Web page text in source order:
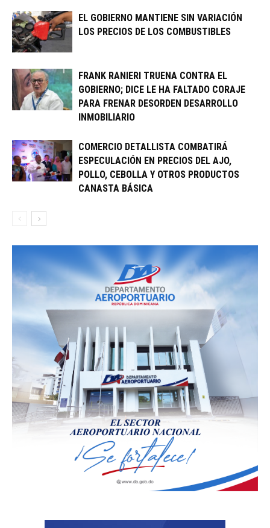
EL GOBIERNO MANTIENE SIN VARIACIÓN
LOS PRECIOS DE LOS COMBUSTIBLES
FRANK RANIERI TRUENA CONTRA EL
GOBIERNO; DICE LE HA FALTADO CORAJE
PARA FRENAR DESORDEN DESARROLLO
INMOBILIARIO
COMERCIO DETALLISTA COMBATIRÁ
ESPECULACIÓN EN PRECIOS DEL AJO,
POLLO, CEBOLLA Y OTROS PRODUCTOS
CANASTA BÁSICA